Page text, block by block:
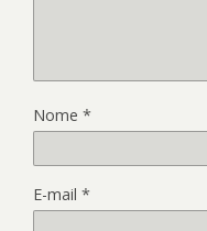
Nome *
E-mail *